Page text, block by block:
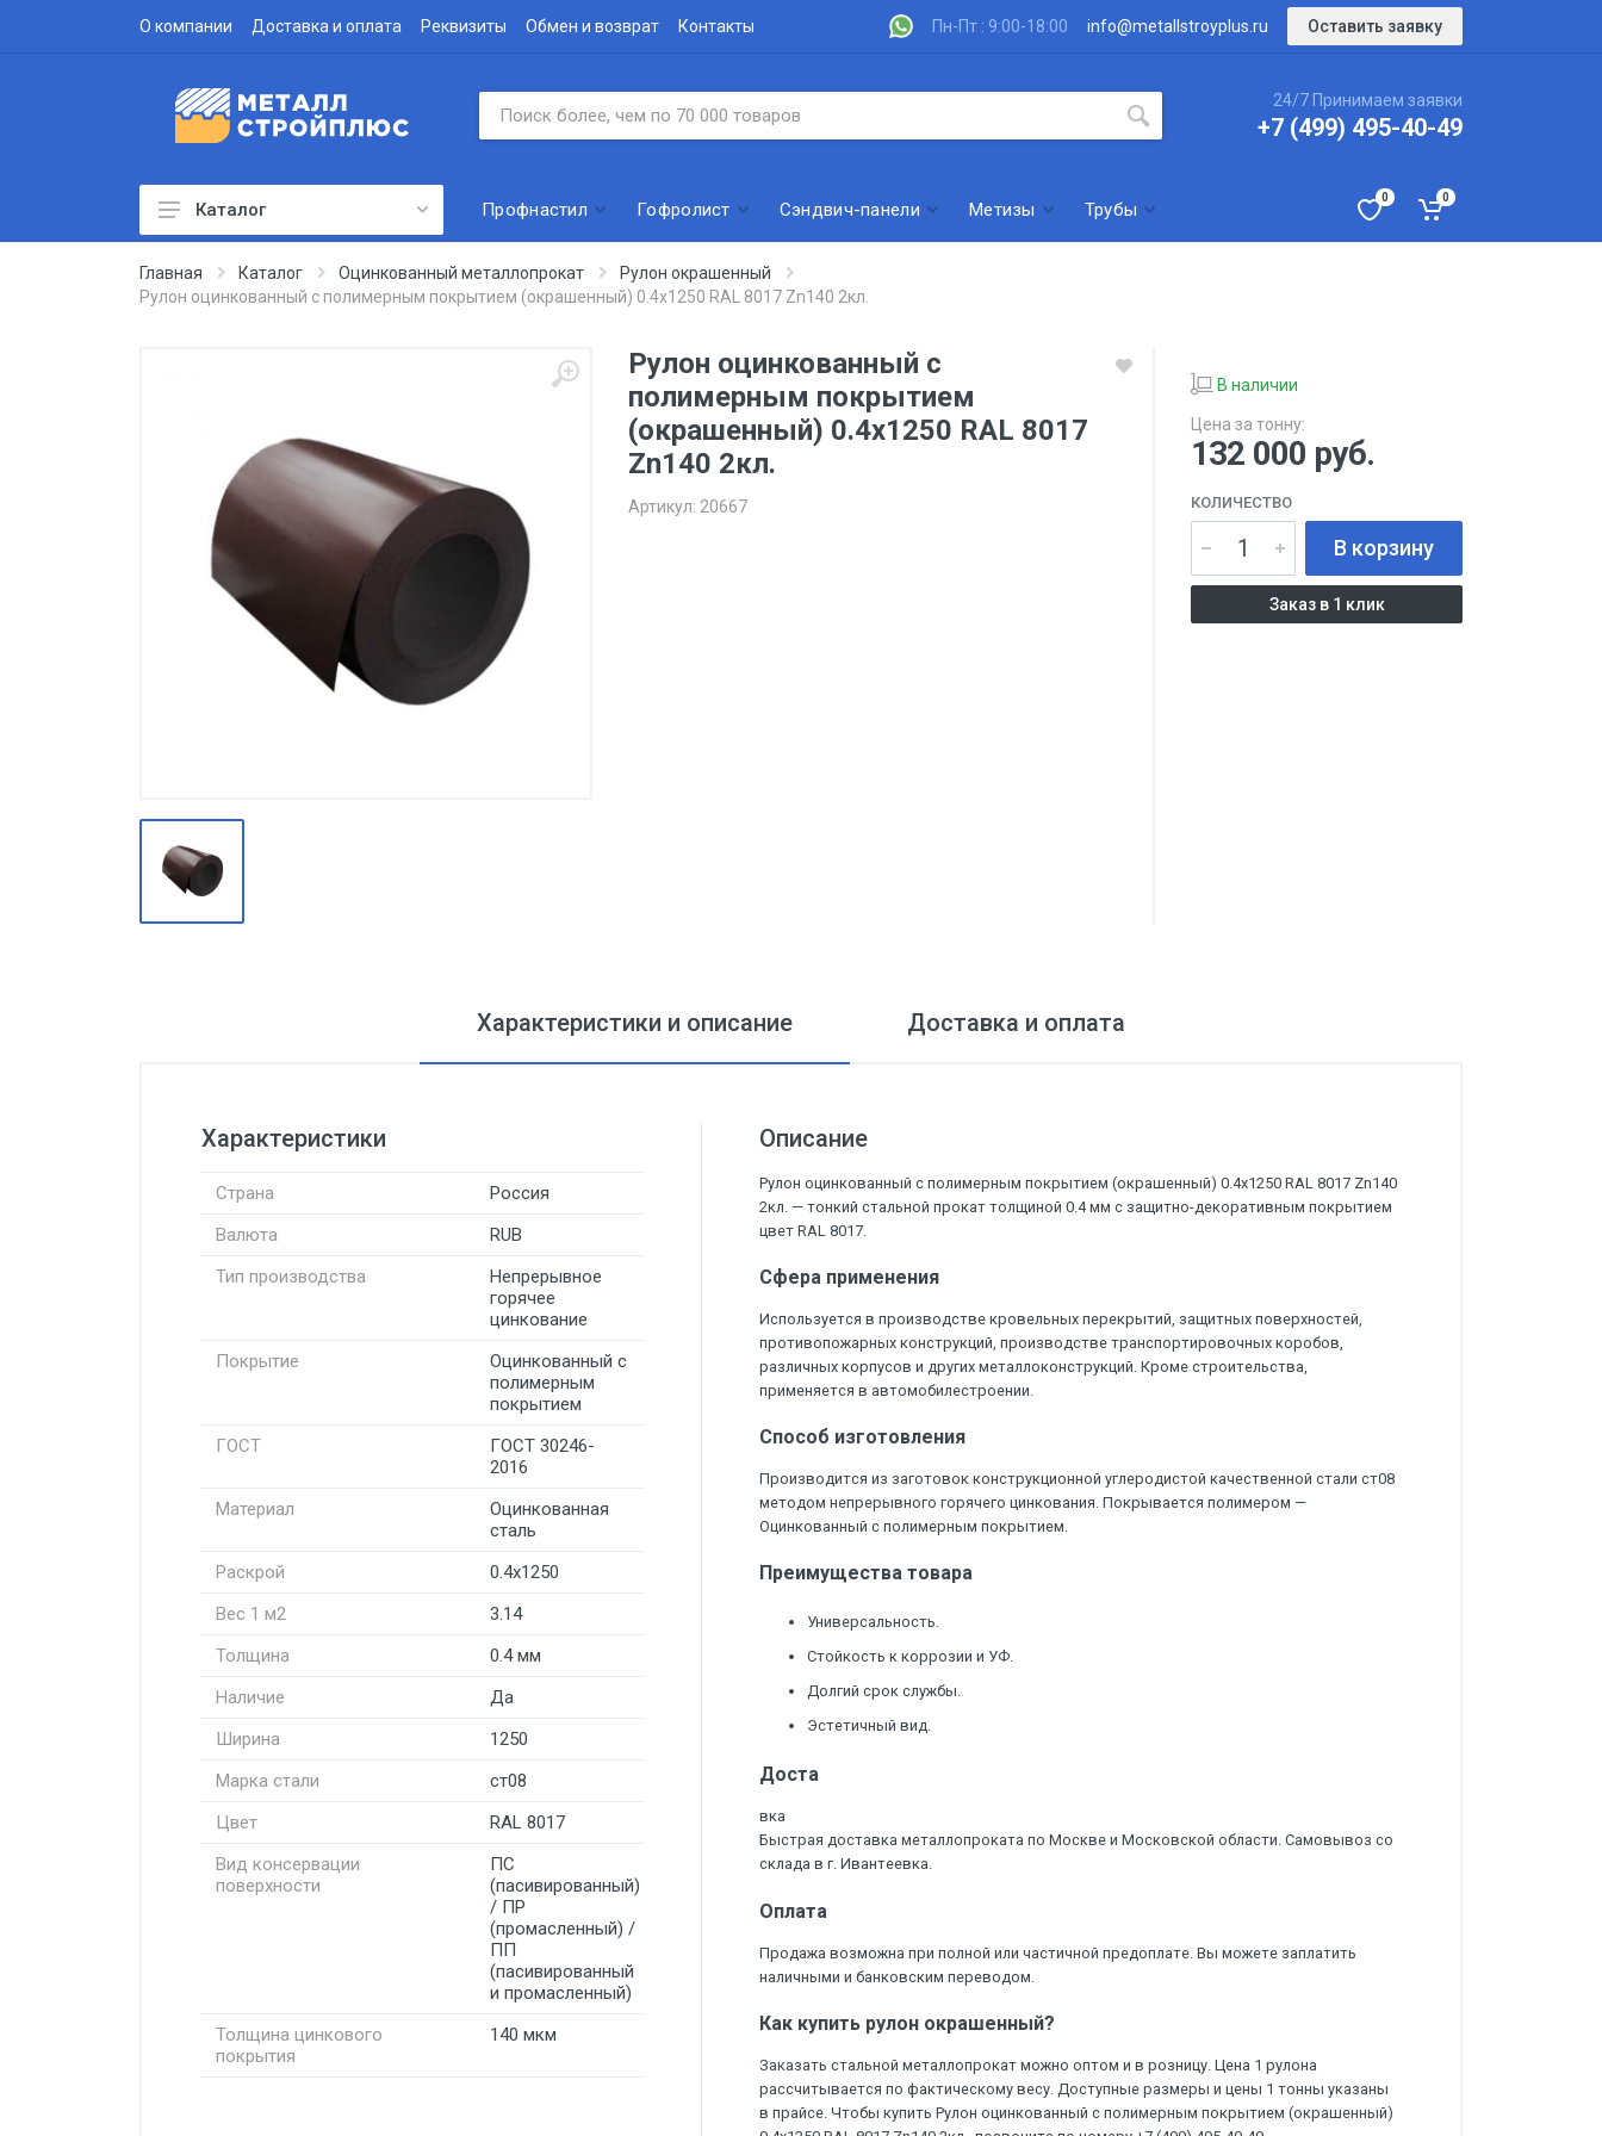
О компании Доставка и оплата Реквизиты Обмен и возврат Контакты Пн-Пт : 9:00-18:00 info@metallstroyplus.ru Оставить заявку
24/7 Принимаем заявки
+7 (499) 495-40-49
Профнастил
Водосточная система
Сэндвич-панели
Метизы
Штакетник
Черный металлопрокат
Нержавеющий металлопрокат
Запорная арматура
Цветные металлы
Каталог Профнастил Гофролист Сэндвич-панели Метизы Трубы
0 0
Главная Каталог Оцинкованный металлопрокат
Рулон окрашенный
Рулон оцинкованный с полимерным покрытием (окрашенный) 0.4x1250 RAL 8017 Zn140 2кл.
Рулон оцинкованный с
полимерным покрытием
(окрашенный) 0.4x1250 RAL 8017
Zn140 2кл.
Артикул: 20667
В наличии
Цена за тонну:
132 000 руб.
КОЛИЧЕСТВО
В корзину
Заказ в 1 клик
Характеристики и описание Доставка и оплата
Характеристики
Страна
Россия
Валюта
RUB
Тип производства
Непрерывное
горячее
цинкование
Покрытие
Оцинкованный с
полимерным
покрытием
ГОСТ
ГОСТ 30246-
2016
Материал
Оцинкованная
сталь
Раскрой
0.4x1250
Вес 1 м2
3.14
Толщина
0.4 мм
Наличие
Да
Ширина
1250
Марка стали
ст08
Цвет
RAL 8017
Вид консервации
поверхности
ПС
(пасивированный)
/ ПР
(промасленный) /
ПП
(пасивированный
и промасленный)
Толщина цинкового
покрытия
140 мкм
Описание
Рулон оцинкованный с полимерным покрытием (окрашенный) 0.4x1250 RAL 8017 Zn140
2кл. — тонкий стальной прокат толщиной 0.4 мм с защитно-декоративным покрытием
цвет RAL 8017.
Сфера применения
Используется в производстве кровельных перекрытий, защитных поверхностей,
противопожарных конструкций, производстве транспортировочных коробов,
различных корпусов и других металлоконструкций. Кроме строительства,
применяется в автомобилестроении.
Способ изготовления
Производится из заготовок конструкционной углеродистой качественной стали ст08
методом непрерывного горячего цинкования. Покрывается полимером —
Оцинкованный с полимерным покрытием.
Преимущества товара
Универсальность.
Стойкость к коррозии и УФ.
Долгий срок службы.
Эстетичный вид.
Доста
вка
Быстрая доставка металлопроката по Москве и Московской области. Самовывоз со
склада в г. Ивантеевка.
Оплата
Продажа возможна при полной или частичной предоплате. Вы можете заплатить
наличными и банковским переводом.
Как купить рулон окрашенный?
Заказать стальной металлопрокат можно оптом и в розницу. Цена 1 рулона
рассчитывается по фактическому весу. Доступные размеры и цены 1 тонны указаны
в прайсе. Чтобы купить Рулон оцинкованный с полимерным покрытием (окрашенный)